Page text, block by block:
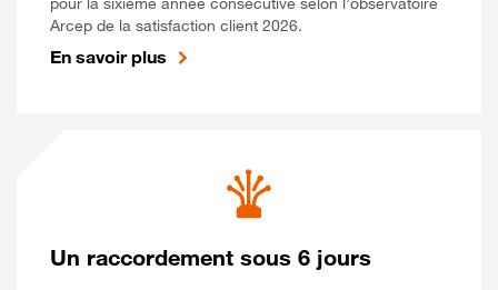
Arcep de la satisfaction client 2026.
En savoir plus
Un raccordement sous 6 jours